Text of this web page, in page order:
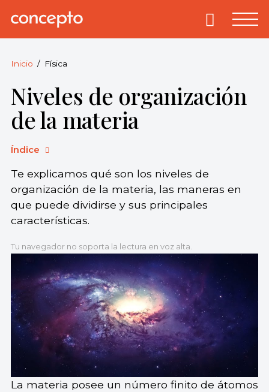
Concepto.
derechos
reservados.
Primary
Inicio Física
Niveles de organización
de la materia
Índice
Te explicamos qué son los niveles de
organización de la materia, las maneras en
que puede dividirse y sus principales
características.
Tu navegador no soporta la lectura en voz alta.
La materia posee un número finito de átomos